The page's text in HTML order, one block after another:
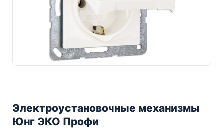
Электроустановочные механизмы
Юнг ЭКО Профи